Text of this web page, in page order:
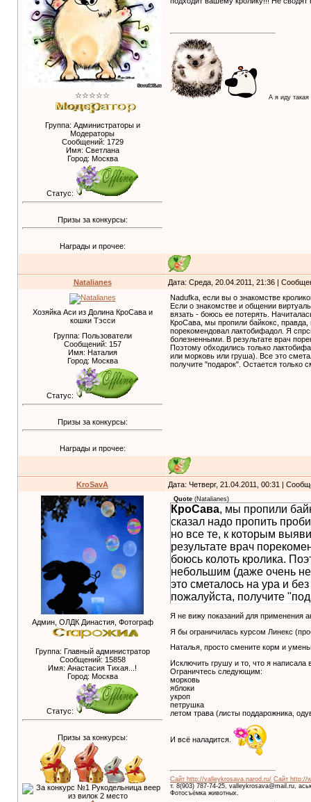
☆☆☆☆☆
Группа: Администраторы и
Модераторы
Сообщений: 1729
Имя: Светлана
Город: Москва
Статус:
Призы за конкурсы:
Награды и прочее:
А я иду такая
Natalianes Дата: Среда, 20.04.2011, 21:36 |
Хозяйка Аси из Долина КроСава и
кошки Тэсси
Группа: Пользователи
Сообщений: 157
Имя: Наталия
Город: Москва
Статус:
Призы за конкурсы:
Награды и прочее:
Nadufka, если вы о знакомстве
Если о знакомстве и общении
вязать - боюсь ее потерять.
КроСава, мы пропили байкокс, правда,
порекомендовал лактобифадол. Я
болезненными. В результате врач
Поэтому обходились только
или морковь или груша). Все это
получите "подарок". Остается только
KroSavA Дата: Четверг, 21.04.2011, 00:31 |
Админ, ОЛДК Династия, Фотограф
Группа: Главный администратор
Сообщений: 15858
Имя: Анастасия Тихая...!
Город: Москва
Статус:
Призы за конкурсы:
Quote (Natalianes)
КроСава, мы пропили
сказал надо пропить
но все те, к которым
результате врач
боюсь колоть кролика.
небольшим (даже очень
это сметалось на ура и
пожалуйста, получите
Я не вижу показаний для применения
Я бы ограничилась курсом Линекс
Наталья, просто смените корм и
Исключить грушу и то, что я
Ограничтесь следующим:
морковь
яблоки
укроп
петрушка
летом трава (листы поддарожника,
И всё наладится.
Сайт http://valleykrosava.narod.ru/ Сайт http://
т. 8(903) 787-74-25, valleykrosava@mail.ru,
Фотосъёмка животных.